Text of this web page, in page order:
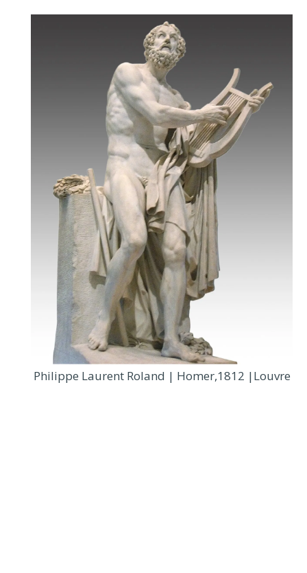
Philippe Laurent Roland | Homer,1812 |Louvre